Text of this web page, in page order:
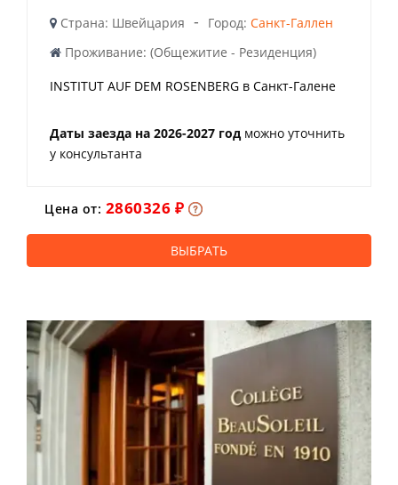
Страна: Швейцария - Город: Санкт-Галлен
Проживание: (Общежитие - Резиденция)
INSTITUT AUF DEM ROSENBERG в Санкт-Галене
Даты заезда на 2026-2027 год можно уточнить
у консультанта
Цена от: 2860326 ₽
ВЫБРАТЬ